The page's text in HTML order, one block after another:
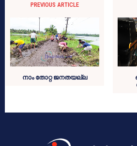
PREVIOUS ARTICLE
നാം തോറ്റ ജനതയല്ല